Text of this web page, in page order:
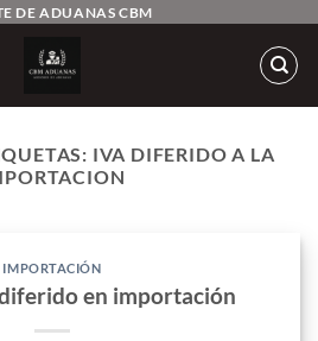
DE ADUANAS CBM
IVA DIFERIDO A LA
IMPORTACIÓN
en importación